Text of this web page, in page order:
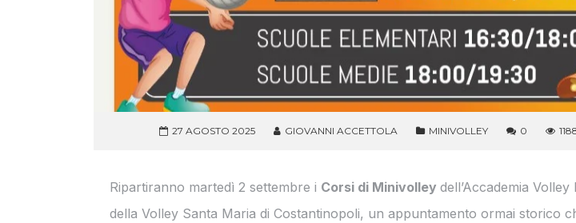
27 AGOSTO 2025 GIOVANNI ACCETTOLA MINIVOLLEY 0
Ripartiranno martedì 2 settembre i Corsi di Minivolley dell’Accademia
della Volley Santa Maria di Costantinopoli, un appuntamento ormai storico